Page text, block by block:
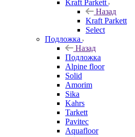
Kraft Parkett
Назад
Kraft Parkett
Select
Подложка
Назад
Подложка
Alpine floor
Solid
Amorim
Sika
Kahrs
Tarkett
Pavitec
Aquafloor